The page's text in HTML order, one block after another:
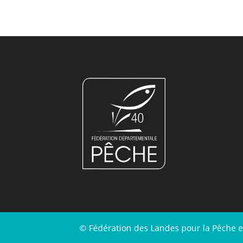
© Fédération des Landes pour la Pêche